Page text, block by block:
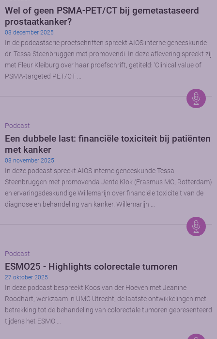
Wel of geen PSMA-PET/CT bij gemetastaseerd
prostaatkanker?
03 december 2025
In de podcastserie proefschriften spreekt AIOS interne geneeskunde
dr. Tessa Steenbruggen met promovendi. In deze aflevering spreekt zij
met Fleur Kleiburg over haar proefschrift, getiteld: ‘Clinical value of
PSMA-targeted PET/CT …
Podcast
Een dubbele last: financiële toxiciteit bij patiënten
met kanker
03 november 2025
In deze podcast spreekt AIOS interne geneeskunde Tessa
Steenbruggen met promovenda Jente Klok (Erasmus MC, Rotterdam)
en ervaringsdeskundige Willemarijn over financiële toxiciteit van de
diagnose en behandeling van kanker. Willemarijn …
Podcast
ESMO25 - Highlights colorectale tumoren
27 oktober 2025
In deze podcast bespreekt Koos van der Hoeven met Jeanine
Roodhart, werkzaam in UMC Utrecht, de laatste ontwikkelingen met
betrekking tot de behandeling van colorectale tumoren gepresenteerd
tijdens het ESMO …